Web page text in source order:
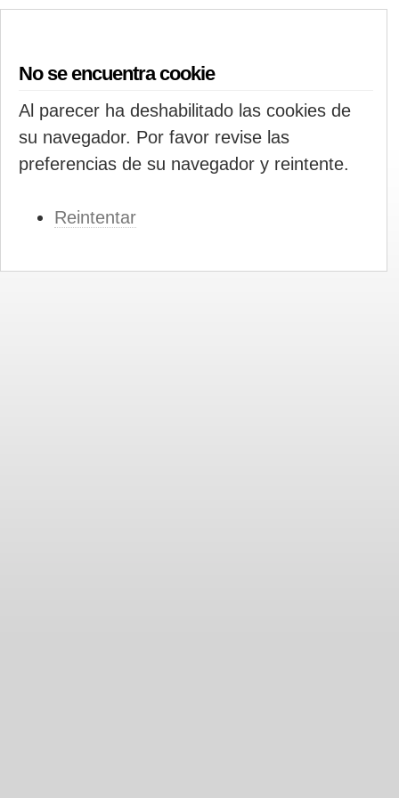
No se encuentra cookie
Al parecer ha deshabilitado las cookies de
su navegador. Por favor revise las
preferencias de su navegador y reintente.
Reintentar